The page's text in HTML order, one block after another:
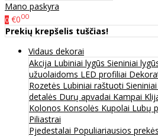
Mano paskyra
0 €000
Prekių krepšelis tuščias!
Vidaus dekorai
Akcija Lubiniai lygūs Sieniniai
užuolaidoms LED profiliai
Rozetės Lubiniai raštuoti
detalės Durų apvadai Kampai
Kolonos Konsolės Kupolai Lubų
Piliastrai
Pjedestalai Populiariausios prekės